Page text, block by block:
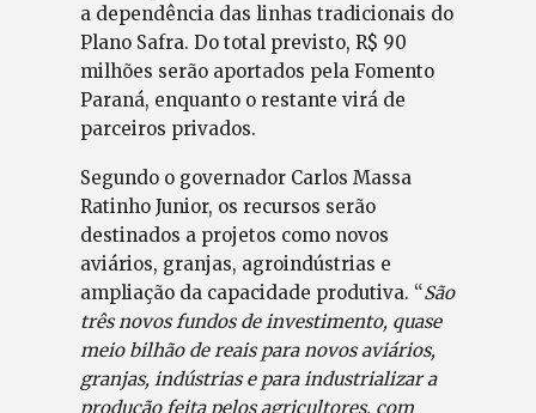
a dependência das linhas tradicionais do
Plano Safra. Do total previsto, R$ 90
milhões serão aportados pela Fomento
Paraná, enquanto o restante virá de
parceiros privados.
Segundo o governador Carlos Massa
Ratinho Junior, os recursos serão
destinados a projetos como novos
aviários, granjas, agroindústrias e
ampliação da capacidade produtiva. “São
três novos fundos de investimento, quase
meio bilhão de reais para novos aviários,
granjas, indústrias e para industrializar a
produção feita pelos agricultores, com